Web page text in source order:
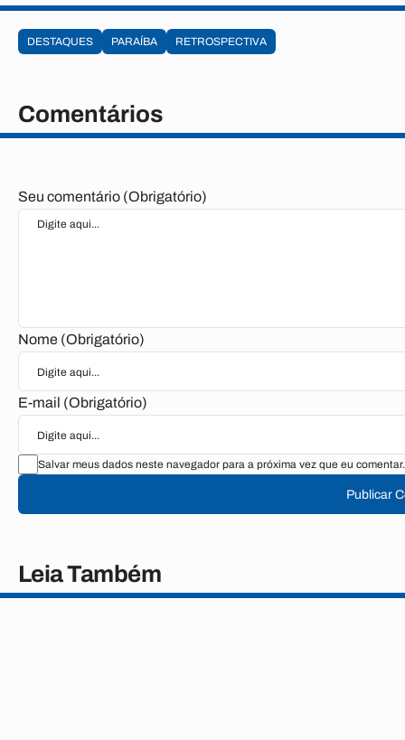
DESTAQUES PARAÍBA RETROSPECTIVA
Comentários
Seu comentário (Obrigatório)
Nome (Obrigatório)
E-mail (Obrigatório)
Salvar meus dados neste navegador para a próxima vez que eu comentar.
Publicar
Leia Também